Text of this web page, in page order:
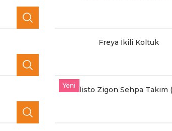
Freya İkili Koltuk
YeniCalisto Zigon Sehpa Takım